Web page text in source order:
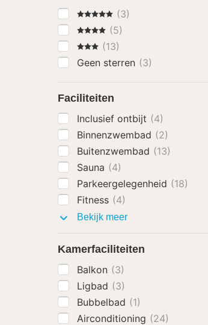
5 Sterren(3)
4 Sterren
(5)
3 Sterren
(13)
Geen sterren (3)
Faciliteiten
Inclusief ontbijt (4)
Binnenzwembad (2)
Buitenzwembad (13)
Sauna (4)
Parkeergelegenheid (18)
Fitness (4)
Bekijk meerFaciliteiten
Kamerfaciliteiten
Balkon (3)
Ligbad (3)
Bubbelbad (1)
Airconditioning (24)